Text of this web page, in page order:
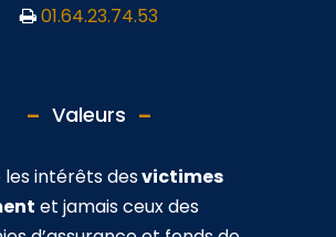
01.64.23.74.53
Valeurs
intérêts desvictimes
et jamais ceux des